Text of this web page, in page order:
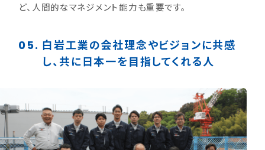
ど、人間的なマネジメント能力も重要です。
05. 白岩工業の会社理念やビジョンに共感
し、共に日本一を目指してくれる人